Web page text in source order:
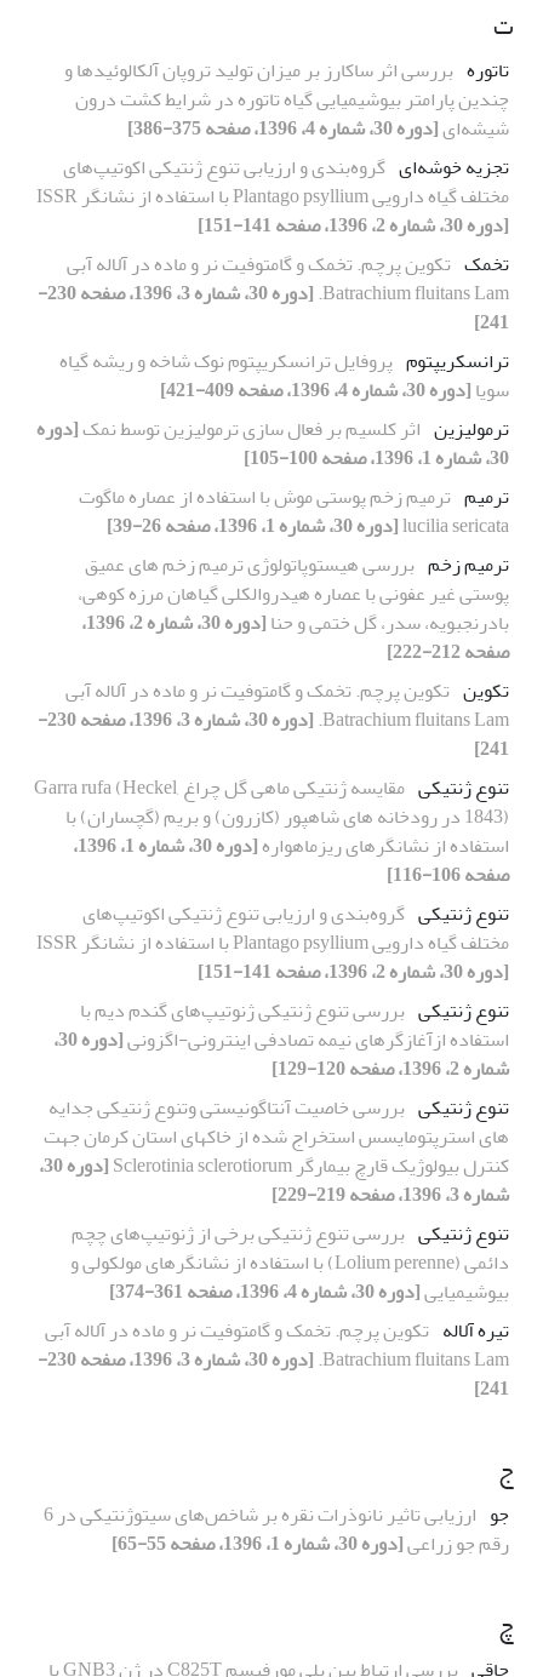
ت
تاتوره بررسی اثر ساکارز بر میزان تولید تروپان آلکالوئیدها و
چندین پارامتر بیوشیمیایی گیاه تاتوره در شرایط کشت درون
شیشه‌ای[دوره 30، شماره 4، 1396، صفحه 375-386]
تجزیه خوشه‌ای گروه‌بندی و ارزیابی تنوع ژنتیکی اکوتیپ‌های
مختلف گیاه دارویی Plantago psyllium با استفاده از نشانگر ISSR
[دوره 30، شماره 2، 1396، صفحه 141-151]
تخمک تکوین پرچم. تخمک و گامتوفیت نر و ماده در آلاله آبی
Batrachium fluitans Lam.
[دوره 30، شماره 3، 1396، صفحه 230-
241]
ترانسکریپتوم پروفایل ترانسکریپتوم نوک شاخه و ریشه گیاه
سویا[دوره 30، شماره 4، 1396، صفحه 409-421]
ترمولیزین اثر کلسیم بر فعال سازی ترمولیزین توسط نمک[دوره
30، شماره 1، 1396، صفحه 100-105]
ترمیم ترمیم زخم پوستی موش با استفاده از عصاره ماگوت
lucilia sericata[دوره 30، شماره 1، 1396، صفحه 26-39]
ترمیم زخم بررسی هیستوپاتولوژی ترمیم زخم های عمیق
پوستی غیر عفونی با عصاره هیدروالکلی گیاهان مرزه کوهی،
بادرنجبویه، سدر، گل ختمی و حنا
[دوره 30، شماره 2، 1396،
صفحه 212-222]
تکوین تکوین پرچم. تخمک و گامتوفیت نر و ماده در آلاله آبی
Batrachium fluitans Lam.
[دوره 30، شماره 3، 1396، صفحه 230-
241]
تنوع ژنتیکی
مقایسه ژنتیکی ماهی گل چراغ Garra rufa (Heckel,
1843) در رودخانه های شاهپور (کازرون) و بریم (گچساران) با
استفاده از نشانگرهای ریزماهواره
[دوره 30، شماره 1، 1396،
صفحه 106-116]
تنوع ژنتیکی گروه‌بندی و ارزیابی تنوع ژنتیکی اکوتیپ‌های
مختلف گیاه دارویی Plantago psyllium با استفاده از نشانگر ISSR
[دوره 30، شماره 2، 1396، صفحه 141-151]
تنوع ژنتیکی بررسی تنوع ژنتیکی ژنوتیپ‌های گندم دیم با
استفاده ازآغازگرهای نیمه تصادفی اینترونی-اگزونی
[دوره 30،
شماره 2، 1396، صفحه 120-129]
تنوع ژنتیکی بررسی خاصیت آنتاگونیستی وتنوع ژنتیکی جدایه
های استرپتومایسس استخراج شده از خاکهای استان کرمان جهت
کنترل بیولوژیک قارچ بیمارگر Sclerotinia sclerotiorum
[دوره 30،
شماره 3، 1396، صفحه 219-229]
تنوع ژنتیکی بررسی تنوع ژنتیکی برخی از ژنوتیپ‌های چچم
دائمی (Lolium perenne) با استفاده از نشانگرهای مولکولی و
بیوشیمیایی[دوره 30، شماره 4، 1396، صفحه 361-374]
تیره آلاله تکوین پرچم. تخمک و گامتوفیت نر و ماده در آلاله آبی
Batrachium fluitans Lam.
[دوره 30، شماره 3، 1396، صفحه 230-
241]
ج
جو
ارزیابی تاثیر نانوذرات نقره بر شاخص‌های سیتوژنتیکی در 6
رقم جو زراعی[دوره 30، شماره 1، 1396، صفحه 55-65]
چ
چاقی
بررسی ارتباط بین پلی مورفیسم C825T در ژن GNB3 با